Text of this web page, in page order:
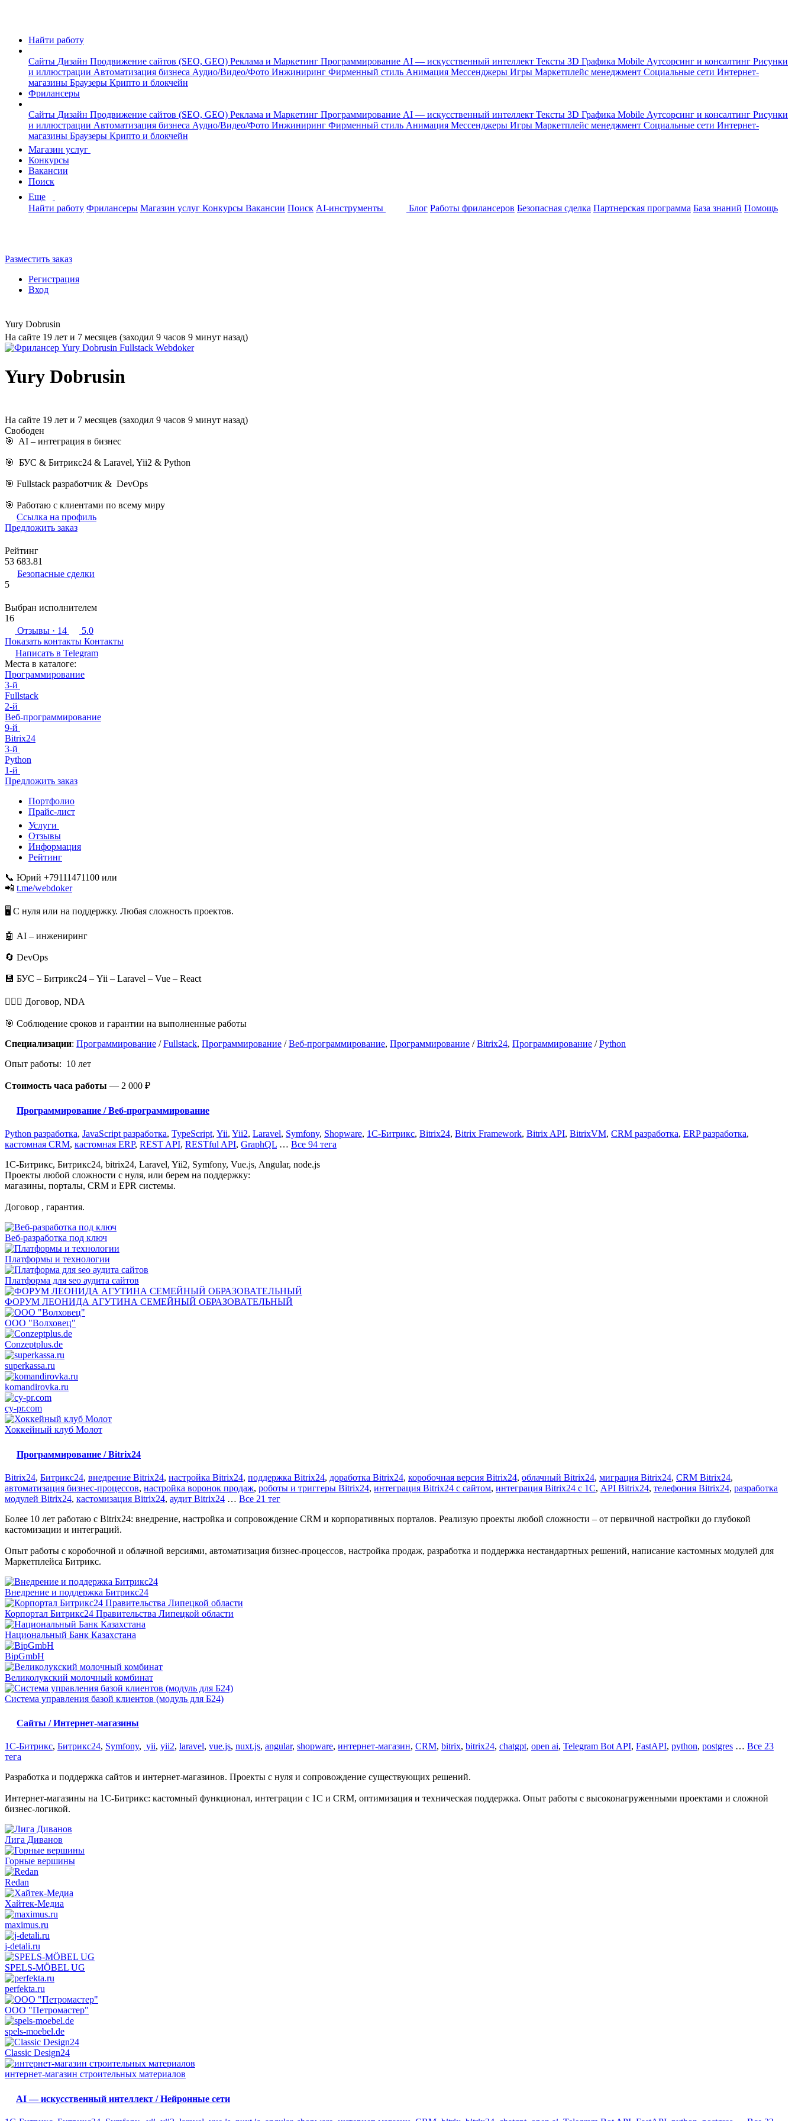
Найти работу
Сайты Дизайн Продвижение сайтов (SEO, GEO) Реклама и Маркетинг Программирование AI — искусственный интеллект Тексты 3D Графика Mobile Аутсорсинг и консалтинг Рисунки
и иллюстрации Автоматизация бизнеса Аудио/Видео/Фото Инжиниринг Фирменный стиль Анимация Мессенджеры Игры Маркетплейс менеджмент Социальные сети Интернет-
магазины Браузеры Крипто и блокчейн
Фрилансеры
Сайты Дизайн Продвижение сайтов (SEO, GEO) Реклама и Маркетинг Программирование AI — искусственный интеллект Тексты 3D Графика Mobile Аутсорсинг и консалтинг Рисунки
и иллюстрации Автоматизация бизнеса Аудио/Видео/Фото Инжиниринг Фирменный стиль Анимация Мессенджеры Игры Маркетплейс менеджмент Социальные сети Интернет-
магазины Браузеры Крипто и блокчейн
Магазин услуг
Конкурсы
Вакансии
Поиск
Еще
Найти работу Фрилансеры Магазин услуг Конкурсы Вакансии Поиск AI-инструменты Блог Работы фрилансеров Безопасная сделка Партнерская программа База знаний Помощь
Разместить заказ
Регистрация
Вход
Yury Dobrusin
На сайте 19 лет и 7 месяцев (заходил 9 часов 9 минут назад)
Yury Dobrusin
На сайте 19 лет и 7 месяцев (заходил 9 часов 9 минут назад)
Свободен
🎯 AI – интеграция в бизнес
🎯 БУС & Битрикс24 & Laravel, Yii2 & Python
🎯 Fullstack разработчик & DevOps
🎯 Работаю с клиентами по всему миру
Ссылка на профиль
Предложить заказ
Рейтинг
53 683.81
Безопасные сделки
5
Выбран исполнителем
16
Отзывы · 14
5.0
Показать контакты Контакты
Написать в Telegram
Места в каталоге:
Программирование
3-й
Fullstack
2-й
Веб-программирование
9-й
Bitrix24
3-й
Python
1-й
Предложить заказ
Портфолио
Прайс-лист
Услуги
Отзывы
Информация
Рейтинг
📞 Юрий +79111471100 или
📲 t.me/webdoker
🖥 С нуля или на поддержку. Любая сложность проектов.
🤖 AI – инжениринг
🔄 DevOps
💾 БУС – Битрикс24 – Yii – Laravel – Vue – React
👷🏿‍♂️ Договор, NDA
🎯 Соблюдение сроков и гарантии на выполненные работы
Специализации: Программирование /Fullstack, Программирование /Веб-программирование, Программирование /Bitrix24, Программирование /Python
Опыт работы: 10 лет
Стоимость часа работы — 2 000 ₽
Программирование / Веб-программирование
Python разработка, JavaScript разработка, TypeScript, Yii, Yii2, Laravel, Symfony, Shopware, 1С-Битрикс, Bitrix24, Bitrix Framework, Bitrix API, BitrixVM, CRM разработка, ERP разработка,
кастомная CRM, кастомная ERP, REST API, RESTful API, GraphQL … Все 94 тега
1С-Битрикс, Битрикс24, bitrix24, Laravel, Yii2, Symfony, Vue.js, Angular, node.js
Проекты любой сложности с нуля, или берем на поддержку:
магазины, порталы, CRM и EPR системы.
Договор , гарантия.
Веб-разработка под ключ
Платформы и технологии
Платформа для seo аудита сайтов
ФОРУМ ЛЕОНИДА АГУТИНА СЕМЕЙНЫЙ ОБРАЗОВАТЕЛЬНЫЙ
ООО "Волховец"
Conzeptplus.de
superkassa.ru
komandirovka.ru
cy-pr.com
Хоккейный клуб Молот
Программирование / Bitrix24
Bitrix24, Битрикс24, внедрение Bitrix24, настройка Bitrix24, поддержка Bitrix24, доработка Bitrix24, коробочная версия Bitrix24, облачный Bitrix24, миграция Bitrix24, CRM Bitrix24,
автоматизация бизнес-процессов, настройка воронок продаж, роботы и триггеры Bitrix24, интеграция Bitrix24 с сайтом, интеграция Bitrix24 с 1С, API Bitrix24, телефония Bitrix24, разработка
модулей Bitrix24, кастомизация Bitrix24, аудит Bitrix24 … Все 21 тег
Более 10 лет работаю с Bitrix24: внедрение, настройка и сопровождение CRM и корпоративных порталов. Реализую проекты любой сложности – от первичной настройки до глубокой
кастомизации и интеграций.
Опыт работы с коробочной и облачной версиями, автоматизация бизнес-процессов, настройка продаж, разработка и поддержка нестандартных решений, написание кастомных модулей для
Маркетплейса Битрикс.
Внедрение и поддержка Битрикс24
Корпортал Битрикс24 Правительства Липецкой области
Национальный Банк Казахстана
BipGmbH
Великолукский молочный комбинат
Система управления базой клиентов (модуль для Б24)
Сайты / Интернет-магазины
1C-Битрикс, Битрикс24, Symfony, yii, yii2, laravel, vue.js, nuxt.js, angular, shopware, интернет-магазин, CRM, bitrix, bitrix24, chatgpt, open ai, Telegram Bot API, FastAPI, python, postgres … Все 23
тега
Разработка и поддержка сайтов и интернет-магазинов. Проекты с нуля и сопровождение существующих решений.
Интернет-магазины на 1С-Битрикс: кастомный функционал, интеграции с 1С и CRM, оптимизация и техническая поддержка. Опыт работы с высоконагруженными проектами и сложной
бизнес-логикой.
Лига Диванов
Горные вершины
Redan
Хайтек-Медиа
maximus.ru
j-detali.ru
SPELS-MÖBEL UG
perfekta.ru
ООО "Петромастер"
spels-moebel.de
Classic Design24
интернет-магазин строительных материалов
AI — искусственный интеллект / Нейронные сети